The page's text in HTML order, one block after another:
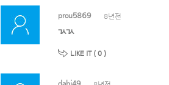
prou5869 8년전
ㄳㄳ
LIKE IT ( 0 )
dabi49